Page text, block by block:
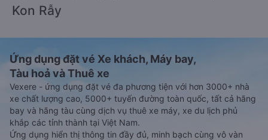
Kon Rẫy
Ứng dụng đặt vé Xe khách, Máy bay,
Tàu hoả và Thuê xe
Vexere - ứng dụng đặt vé đa phương tiện với hơn 3000+ nhà
xe chất lượng cao, 5000+ tuyến đường toàn quốc, tất cả hãng
bay và hãng tàu cùng dịch vụ thuê xe máy, xe du lịch phủ
khắp các tỉnh thành tại Việt Nam.
Ứng dụng hiển thị thông tin đầy đủ, minh bạch cùng vô vàn